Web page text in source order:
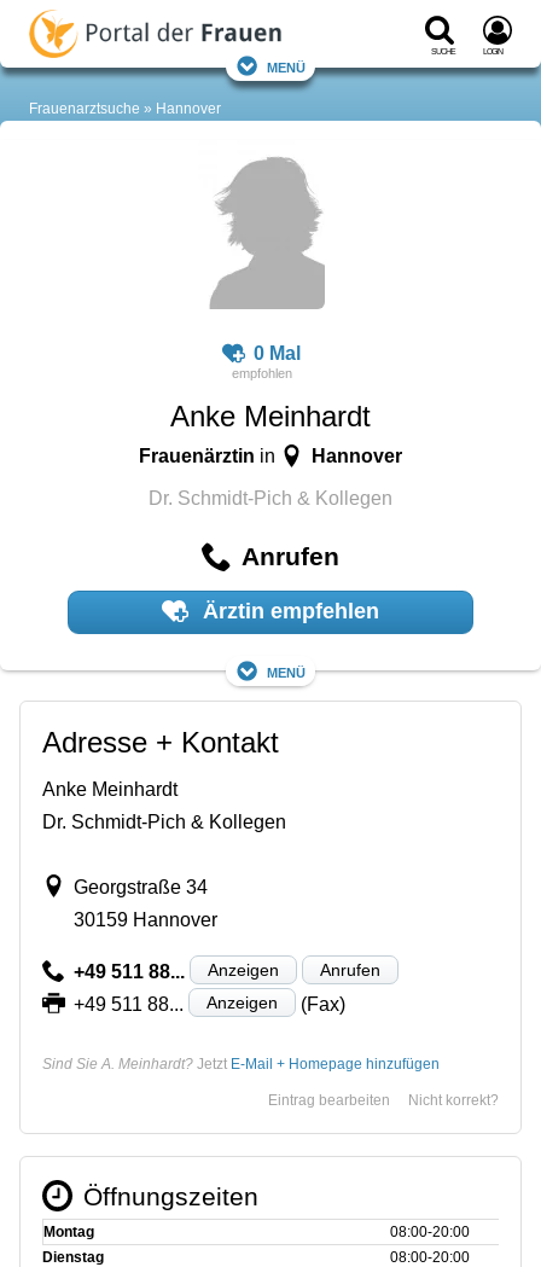
Suche Login
Menü
Frauenarztsuche Hannover
0 Mal
Anke Meinhardt
Frauenärztin in Hannover
Dr. Schmidt-Pich & Kollegen
Anrufen
Ärztin empfehlen
Menü
Adresse + Kontakt
Anke Meinhardt
Dr. Schmidt-Pich & Kollegen
Georgstraße 34
30159 Hannover
+49 511 88... Anzeigen Anrufen
+49 511 88... Anzeigen (Fax)
Sind Sie A. Meinhardt? Jetzt E-Mail + Homepage hinzufügen
Nicht korrekt?
Eintrag bearbeiten
Öffnungszeiten
Montag
08:00‑20:00
Dienstag
08:00‑20:00